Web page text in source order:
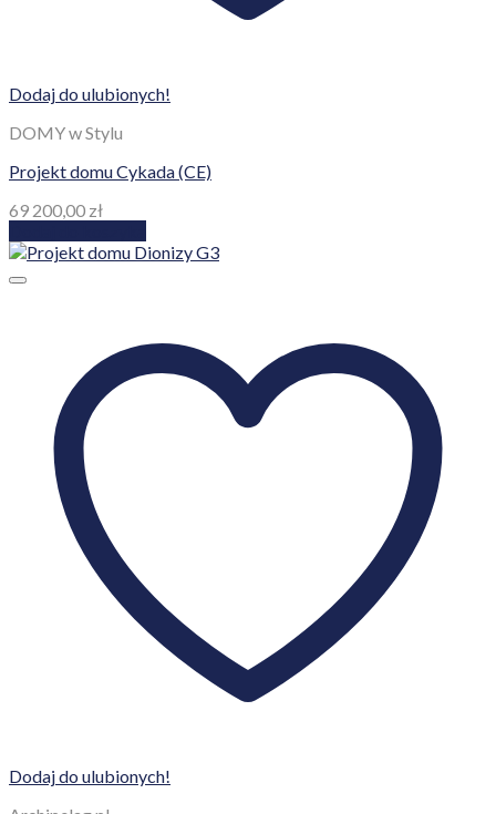
Dodaj do ulubionych!
DOMY w Stylu
Projekt domu Cykada (CE)
69 200,00 zł
Dodaj do ulubionych!